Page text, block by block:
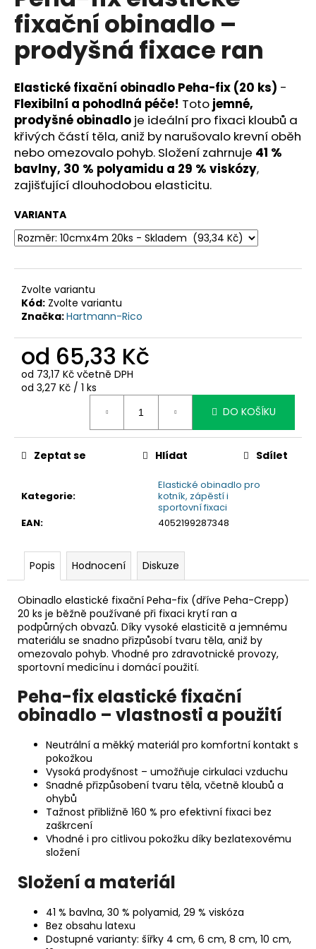
0,0
5
hvězdiček.
fixační obinadlo –
prodyšná fixace ran
Elastické fixační obinadlo Peha-fix (20 ks) -
Flexibilní a pohodlná péče! Toto jemné,
prodyšné obinadlo je ideální pro fixaci kloubů a
křivých částí těla, aniž by narušovalo krevní oběh
nebo omezovalo pohyb. Složení zahrnuje 41 %
bavlny, 30 % polyamidu a 29 % viskózy,
zajišťující dlouhodobou elasticitu.
VARIANTA
Zvolte variantu
Kód: Zvolte variantu
Značka:Hartmann-Rico
od 65,33 Kč
od 73,17 Kč včetně DPH
Měrná
od 3,27 Kč / 1 ks
DO KOŠÍKU
Kategorie:
Elastické obinadlo pro
kotník, zápěstí i
sportovní fixaci
EAN: 4052199287348
Zeptat se Hlídat Sdílet
Popis Hodnocení Diskuze
Obinadlo elastické fixační Peha-fix (dříve Peha-Crepp)
20 ks je běžně používané při fixaci krytí ran a
podpůrných obvazů. Díky vysoké elasticitě a jemnému
materiálu se snadno přizpůsobí tvaru těla, aniž by
omezovalo pohyb. Vhodné pro zdravotnické provozy,
sportovní medicínu i domácí použití.
Peha-fix elastické fixační
obinadlo – vlastnosti a použití
Neutrální a měkký materiál pro komfortní kontakt s
pokožkou
Vysoká prodyšnost – umožňuje cirkulaci vzduchu
Snadné přizpůsobení tvaru těla, včetně kloubů a
ohybů
Tažnost přibližně 160 % pro efektivní fixaci bez
zaškrcení
Vhodné i pro citlivou pokožku díky bezlatexovému
složení
Složení a materiál
41 % bavlna, 30 % polyamid, 29 % viskóza
Bez obsahu latexu
Dostupné varianty: šířky 4 cm, 6 cm, 8 cm, 10 cm,
a
j
t
?
HLEDAT
D
o
o
u
č
u
e
m
e